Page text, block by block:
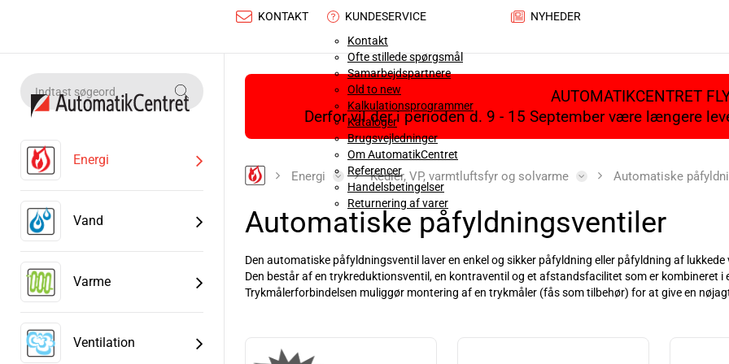
KONTAKT
KUNDESERVICE
Kontakt
Ofte stillede spørgsmål
Samarbejdspartnere
Old to new
Kalkulationsprogrammer
Kataloger
Brugsvejledninger
Om AutomatikCentret
Referencer
Handelsbetingelser
Returnering af varer
NYHEDER
Energi
Vand
Varme
Ventilation
AUTOMATIKCENTRET
Derfor vil der i perioden d. 9 - 15 September være længere
Energi Kedler, VP, varmtluftsfyr og solvarme Automatiske
Automatiske påfyldningsventiler
Den automatiske påfyldningsventil laver en enkel og sikker påfyldning eller påfyldning af lukkede
Den består af en trykreduktionsventil, en kontraventil og et afstandsfacilitet som er kombineret i
Trykmålerforbindelsen muliggør montering af en trykmåler (fås som tilbehør) for at give en
Læs mere